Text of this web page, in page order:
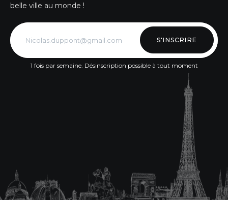
belle ville au monde !
S'INSCRIRE
1 fois par semaine. Désinscription possible à tout moment